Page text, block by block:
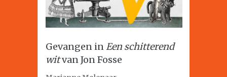
Gevangen inEen schitterend
witvan Jon Fosse